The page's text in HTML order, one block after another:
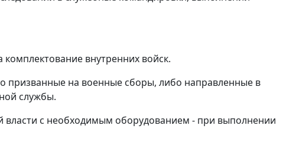
внутренних войск.
призванные на военные сборы, либо направленные в
службы.
власти с необходимым оборудованием - при выполнении